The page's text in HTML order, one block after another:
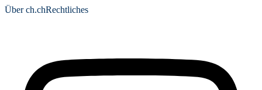
Über ch.chRechtliches